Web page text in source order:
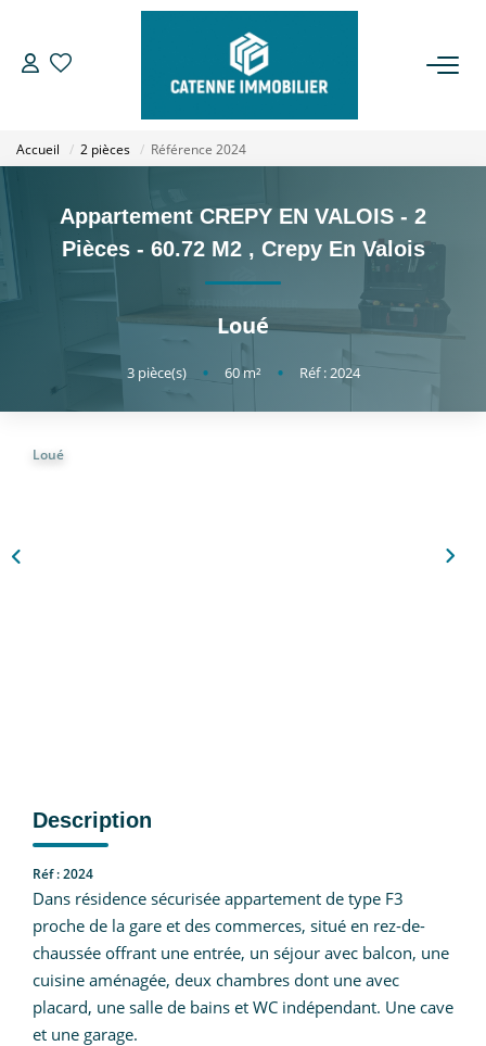
LOUER
ESTIMER
NOTRE AGENCE
Accueil 2 pièces Référence 2024
Appartement CREPY EN VALOIS - 2
Pièces - 60.72 M2 , Crepy En Valois
Loué
3pièce(s) • 60m² • Réf : 2024
Loué
Description
Réf : 2024
Dans résidence sécurisée appartement de type F3
proche de la gare et des commerces, situé en rez-de-
chaussée offrant une entrée, un séjour avec balcon, une
cuisine aménagée, deux chambres dont une avec
placard, une salle de bains et WC indépendant. Une cave
et une garage.